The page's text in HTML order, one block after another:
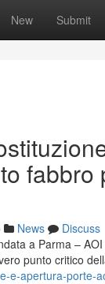
New Submit
News
Discuss
a Parma –
punto critico
e-apertura-porte-